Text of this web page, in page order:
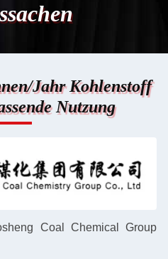
Jahr Kohlenstoff
Nutzung
Coal Chemical Group